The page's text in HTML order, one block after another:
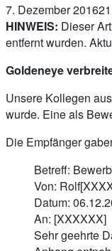
7. Dezember 2016
HINWEIS: Dieser
entfernt wurden.
Goldeneye
Unsere Kollegen
wurde. Eine als
Die Empfänger
Betreff:
Von:
Datum:
An: [XXXXXX]
Sehr geehrte